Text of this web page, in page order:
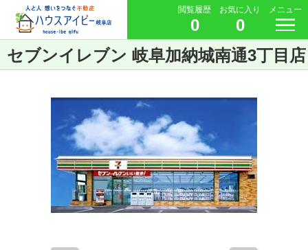
閲覧履歴
0
お気に入り
0
メニュー
セブンイレブン 岐阜加納城南通3丁目店